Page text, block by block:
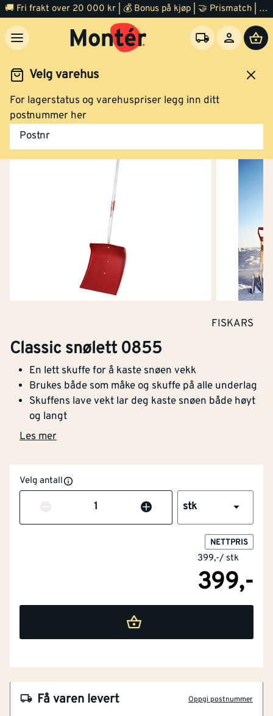
🚚 Fri frakt over 20 000 kr | 💰 Bonus på kjøp | 🤝 Prismatch | ⭐ 100% fornøyd garanti | 🏪 140 byggevarehus
Velg varehus
For lagerstatus og varehuspriser legg inn ditt
postnummer her
Postnr
Hage Snørydding
FISKARS
Classic snølett 0855
En lett skuffe for å kaste snøen vekk
Brukes både som måke og skuffe på alle underlag
Skuffens lave vekt lar deg kaste snøen både høyt
og langt
Les mer
Velg antall
Antall stk
NETTPRIS
399,-/ stk
399,-
Få varen levert Oppgi postnummer
Artikkelnummer